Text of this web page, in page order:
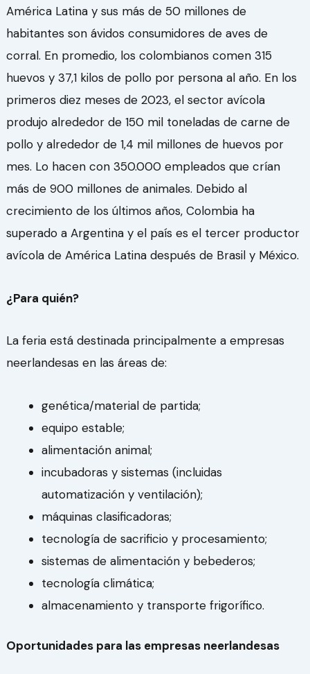
América Latina y sus más de 50 millones de
habitantes son ávidos consumidores de aves de
corral. En promedio, los colombianos comen 315
huevos y 37,1 kilos de pollo por persona al año. En los
primeros diez meses de 2023, el sector avícola
produjo alrededor de 150 mil toneladas de carne de
pollo y alrededor de 1,4 mil millones de huevos por
mes. Lo hacen con 350.000 empleados que crían
más de 900 millones de animales. Debido al
crecimiento de los últimos años, Colombia ha
superado a Argentina y el país es el tercer productor
avícola de América Latina después de Brasil y México.
¿Para quién?
La feria está destinada principalmente a empresas
neerlandesas en las áreas de:
genética/material de partida;
equipo estable;
alimentación animal;
incubadoras y sistemas (incluidas
automatización y ventilación);
máquinas clasificadoras;
tecnología de sacrificio y procesamiento;
sistemas de alimentación y bebederos;
tecnología climática;
almacenamiento y transporte frigorífico.
Oportunidades para las empresas neerlandesas